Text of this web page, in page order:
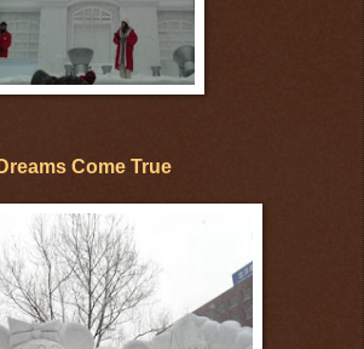
Come True